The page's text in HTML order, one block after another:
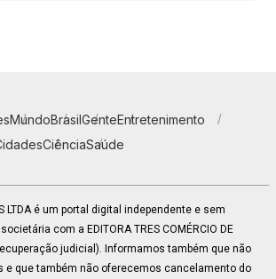
MundoBrasilGenteEntretenimento
CiênciaSaúde
LTDA é um portal digital independente e sem
com a EDITORA TRES COMÉRCIO DE
judicial). Informamos também que não
e que também não oferecemos cancelamento do